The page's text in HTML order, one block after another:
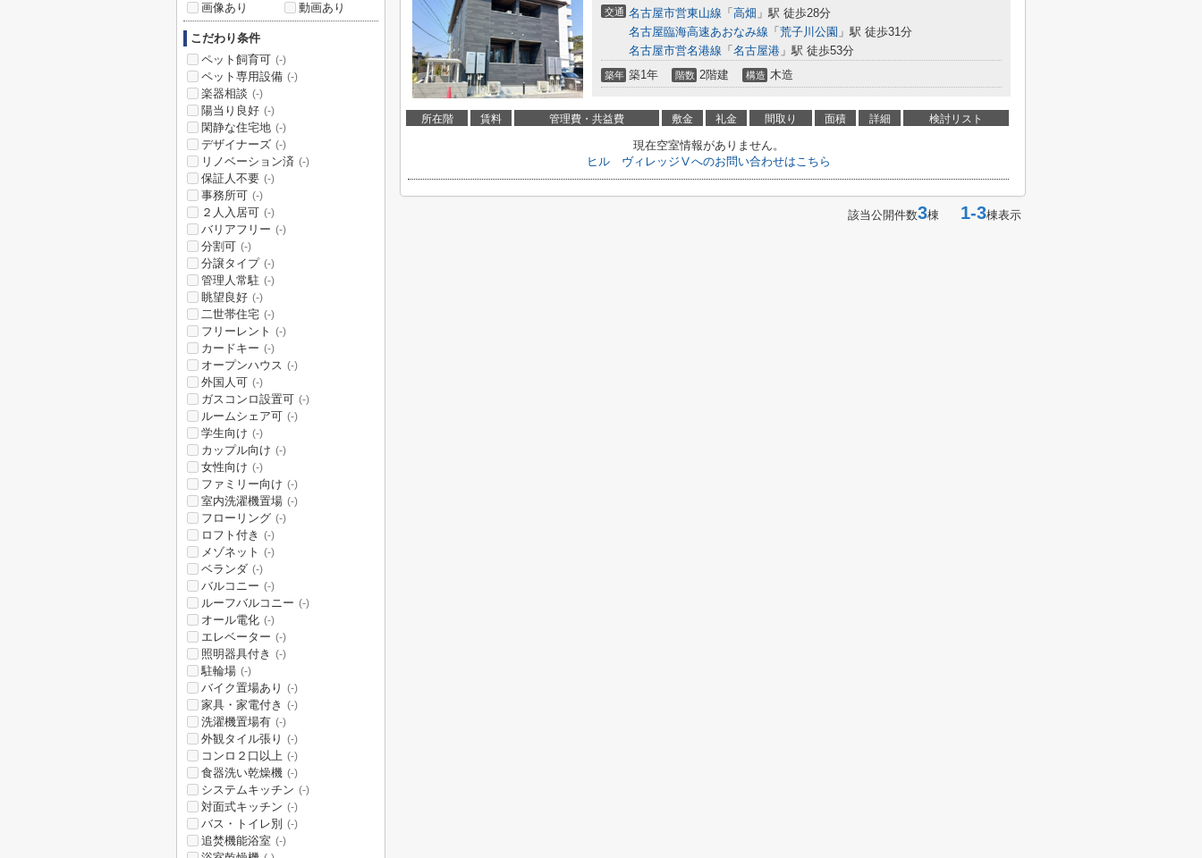
交通 名古屋市営東山線 「 高畑 」駅 徒歩28分
名古屋臨海高速あおなみ線 「 荒子川公園 」駅 徒歩31分
名古屋市営名港線 「 名古屋港 」駅 徒歩53分
築年 築1年 階数 2階建 構造 木造
所在階 賃料 管理費・共益費 敷金 礼金 間取り 面積 詳細 検討リスト
現在空室情報がありません。
ヒル ヴィレッジⅤへのお問い合わせはこちら
該当公開件数3棟 1-3棟表示
画像あり
動画あり
こだわり条件
ペット飼育可 (-)
ペット専用設備 (-)
楽器相談 (-)
陽当り良好 (-)
閑静な住宅地 (-)
デザイナーズ (-)
リノベーション済 (-)
保証人不要 (-)
事務所可 (-)
２人入居可 (-)
バリアフリー (-)
分割可 (-)
分譲タイプ (-)
管理人常駐 (-)
眺望良好 (-)
二世帯住宅 (-)
フリーレント (-)
カードキー (-)
オープンハウス (-)
外国人可 (-)
ガスコンロ設置可 (-)
ルームシェア可 (-)
学生向け (-)
カップル向け (-)
女性向け (-)
ファミリー向け (-)
室内洗濯機置場 (-)
フローリング (-)
ロフト付き (-)
メゾネット (-)
ベランダ (-)
バルコニー (-)
ルーフバルコニー (-)
オール電化 (-)
エレベーター (-)
照明器具付き (-)
駐輪場 (-)
バイク置場あり (-)
家具・家電付き (-)
洗濯機置場有 (-)
外観タイル張り (-)
コンロ２口以上 (-)
食器洗い乾燥機 (-)
システムキッチン (-)
対面式キッチン (-)
バス・トイレ別 (-)
追焚機能浴室 (-)